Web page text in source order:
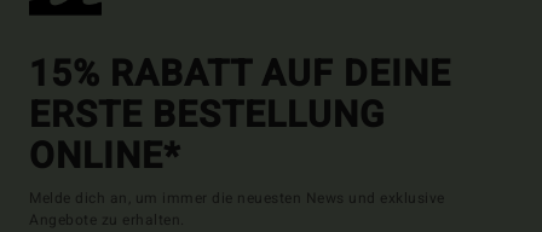
15% RABATT AUF DEINE
ERSTE BESTELLUNG
ONLINE*
Melde dich an, um immer die neuesten News und exklusive
Angebote zu erhalten.